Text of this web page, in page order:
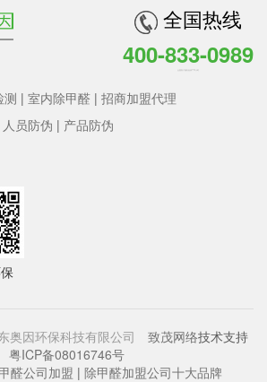
全国热线
400-833-0989
测 | 室内除甲醛 | 招商加盟代理
人员防伪 | 产品防伪
奥因环保科技有限公司 致茂网络技术支持
粤ICP备08016746号
醛公司加盟 | 除甲醛加盟公司十大品牌